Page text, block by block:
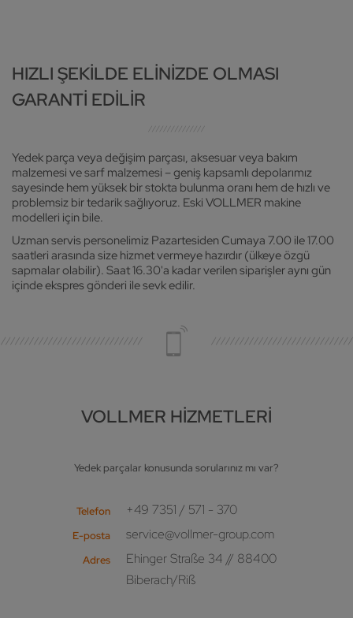
HIZLI ŞEKILDE ELINIZDE OLMASI
GARANTI EDILIR
Yedek parça veya değişim parçası, aksesuar veya bakım
malzemesi ve sarf malzemesi – geniş kapsamlı depolarımız
sayesinde hem yüksek bir stokta bulunma oranı hem de hızlı ve
problemsiz bir tedarik sağlıyoruz. Eski VOLLMER makine
modelleri için bile.
Uzman servis personelimiz Pazartesiden Cumaya 7.00 ile 17.00
saatleri arasında size hizmet vermeye hazırdır (ülkeye özgü
sapmalar olabilir). Saat 16.30'a kadar verilen siparişler aynı gün
içinde ekspres gönderi ile sevk edilir.
VOLLMER HİZMETLERİ
Yedek parçalar konusunda sorularınız mı var?
Telefon +49 7351 / 571 - 370
E-posta service@vollmer-group.com
Adres
Ehinger Straße 34 // 88400
Biberach/Riß